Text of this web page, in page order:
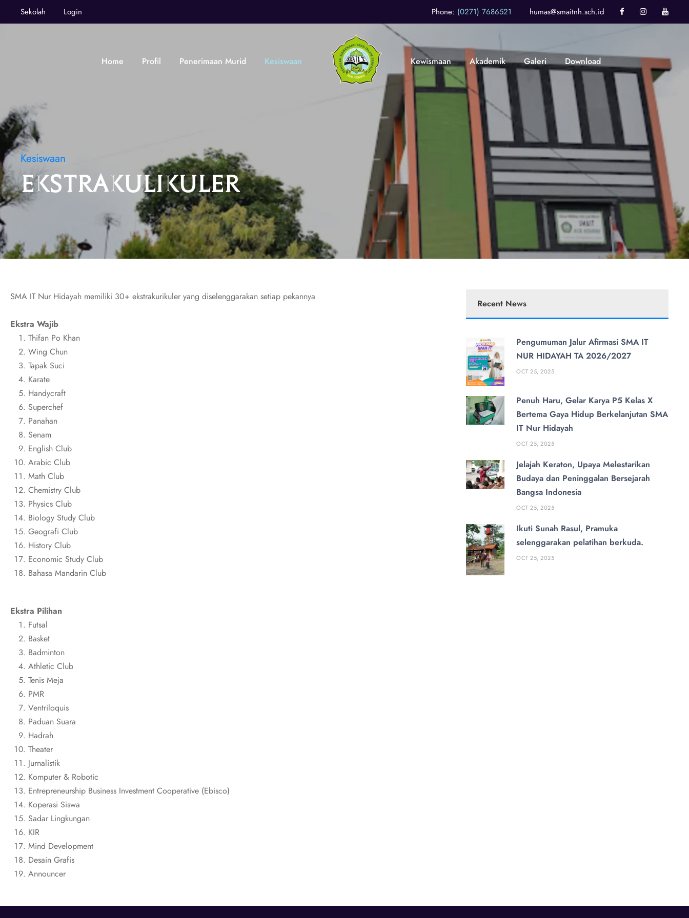
Sekolah Login Phone: (0271) 7686521 humas@smaitnh.sch.id
Home Profil Penerimaan Murid Kesiswaan Kewismaan Akademik Galeri Download
Kesiswaan
Ekstrakulikuler
SMA IT Nur Hidayah memiliki 30+ ekstrakurikuler yang diselenggarakan setiap pekannya
Ekstra Wajib
Thifan Po Khan
Wing Chun
Tapak Suci
Karate
Handycraft
Superchef
Panahan
Senam
English Club
Arabic Club
Math Club
Chemistry Club
Physics Club
Biology Study Club
Geografi Club
History Club
Economic Study Club
Bahasa Mandarin Club
Ekstra Pilihan
Futsal
Basket
Badminton
Athletic Club
Tenis Meja
PMR
Ventriloquis
Paduan Suara
Hadrah
Theater
Jurnalistik
Komputer & Robotic
Entrepreneurship Business Investment Cooperative (Ebisco)
Koperasi Siswa
Sadar Lingkungan
KIR
Mind Development
Desain Grafis
Announcer
Recent News
Pengumuman Jalur Afirmasi SMA IT
NUR HIDAYAH TA 2026/2027
OCT 25, 2025
Penuh Haru, Gelar Karya P5 Kelas X
Bertema Gaya Hidup Berkelanjutan SMA
IT Nur Hidayah
OCT 25, 2025
Jelajah Keraton, Upaya Melestarikan
Budaya dan Peninggalan Bersejarah
Bangsa Indonesia
OCT 25, 2025
Ikuti Sunah Rasul, Pramuka
selenggarakan pelatihan berkuda.
OCT 25, 2025